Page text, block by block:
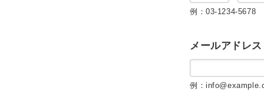
例：03-1234-5678
メールアドレス
例：